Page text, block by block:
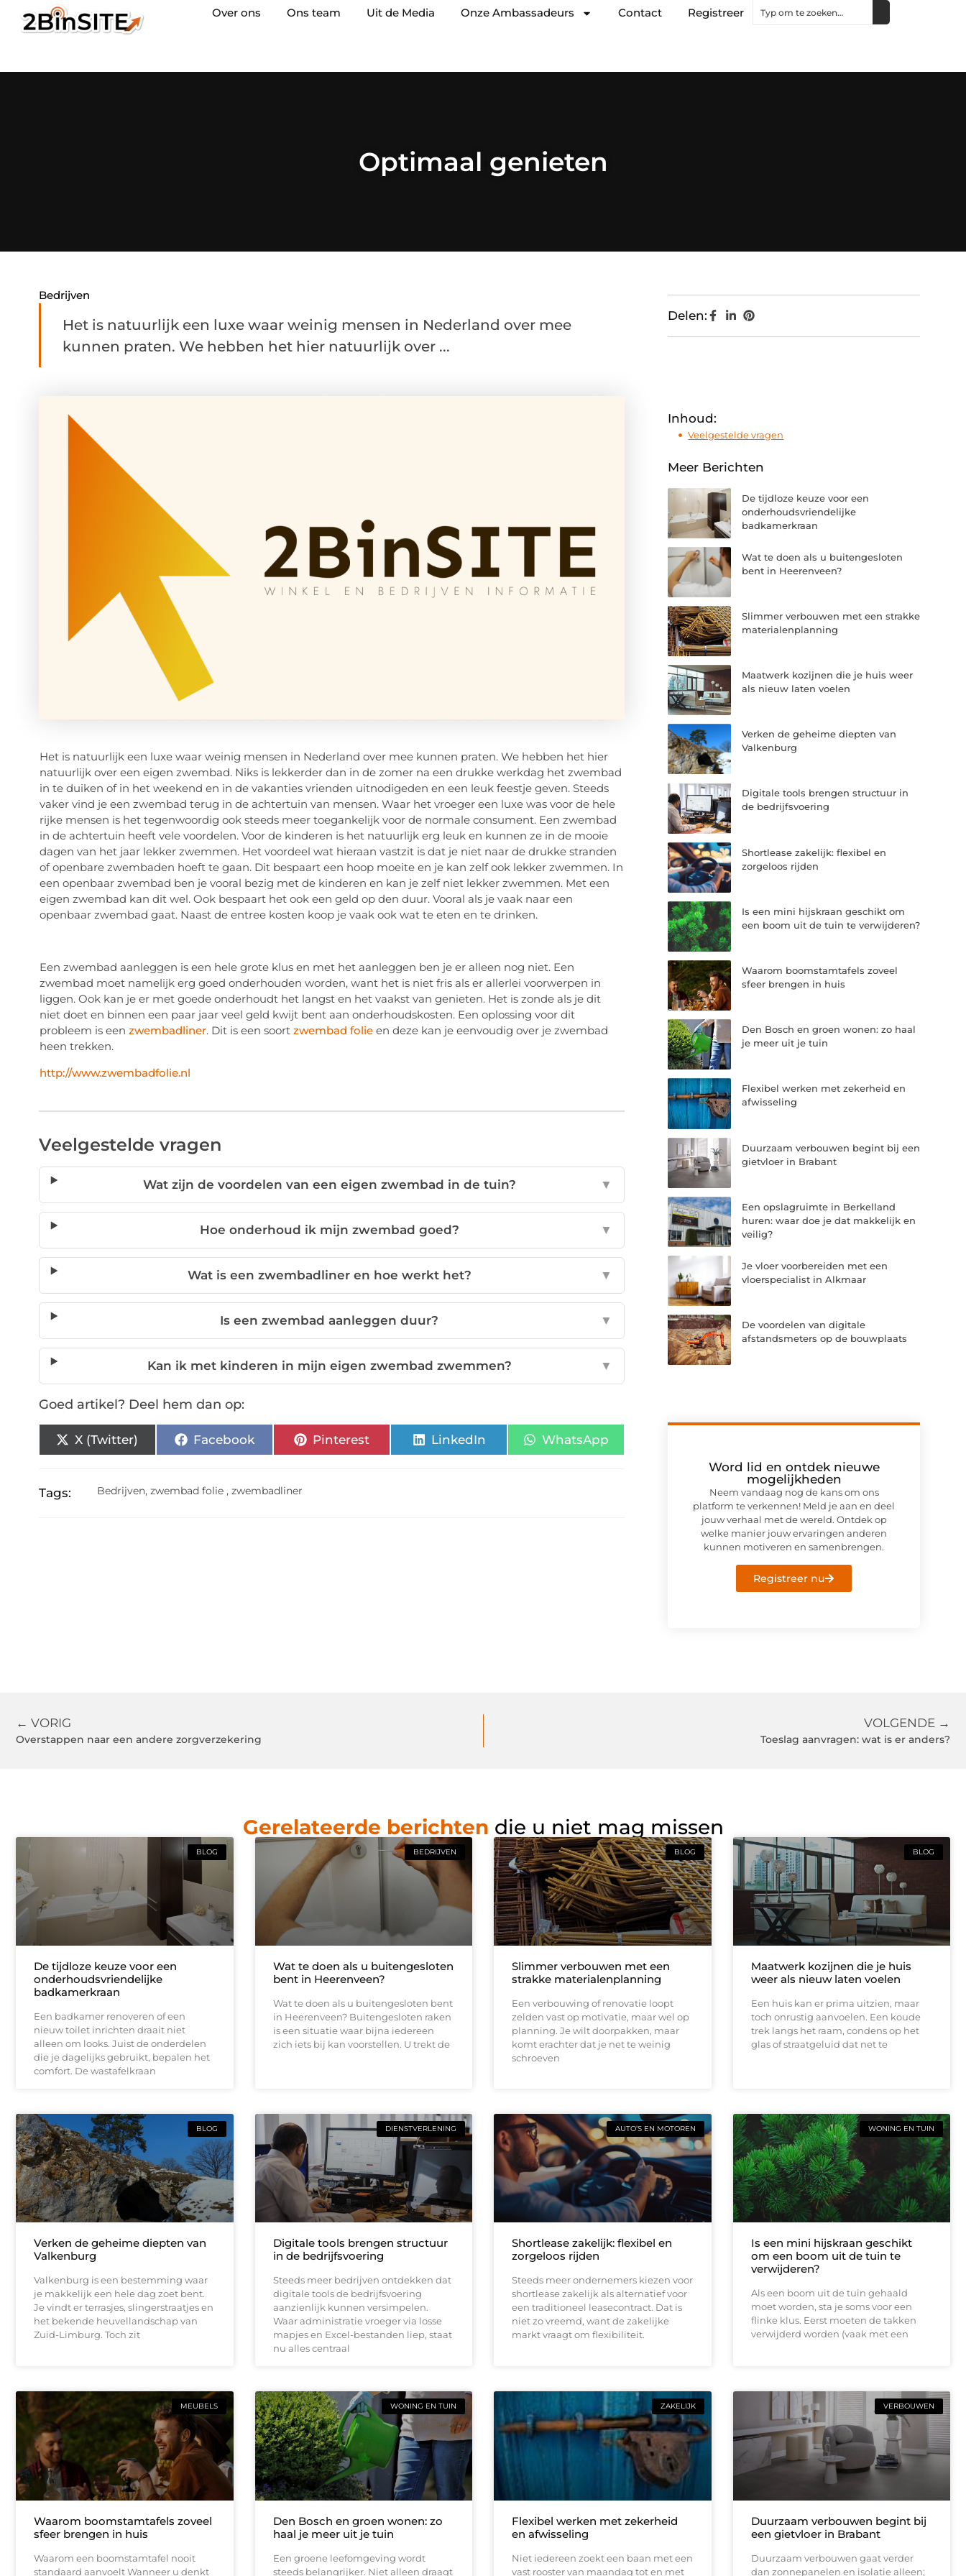
Over ons Ons team Uit de Media Onze Ambassadeurs Contact Registreer
Optimaal genieten
Bedrijven
Het is natuurlijk een luxe waar weinig mensen in Nederland over mee
kunnen praten. We hebben het hier natuurlijk over ...
Het is natuurlijk een luxe waar weinig mensen in Nederland over mee kunnen praten. We hebben het hier
natuurlijk over een eigen zwembad. Niks is lekkerder dan in de zomer na een drukke werkdag het zwembad
in te duiken of in het weekend en in de vakanties vrienden uitnodigeden en een leuk feestje geven. Steeds
vaker vind je een zwembad terug in de achtertuin van mensen. Waar het vroeger een luxe was voor de hele
rijke mensen is het tegenwoordig ook steeds meer toegankelijk voor de normale consument. Een zwembad
in de achtertuin heeft vele voordelen. Voor de kinderen is het natuurlijk erg leuk en kunnen ze in de mooie
dagen van het jaar lekker zwemmen. Het voordeel wat hieraan vastzit is dat je niet naar de drukke stranden
of openbare zwembaden hoeft te gaan. Dit bespaart een hoop moeite en je kan zelf ook lekker zwemmen. In
een openbaar zwembad ben je vooral bezig met de kinderen en kan je zelf niet lekker zwemmen. Met een
eigen zwembad kan dit wel. Ook bespaart het ook een geld op den duur. Vooral als je vaak naar een
openbaar zwembad gaat. Naast de entree kosten koop je vaak ook wat te eten en te drinken.
Een zwembad aanleggen is een hele grote klus en met het aanleggen ben je er alleen nog niet. Een
zwembad moet namelijk erg goed onderhouden worden, want het is niet fris als er allerlei voorwerpen in
liggen. Ook kan je er met goede onderhoudt het langst en het vaakst van genieten. Het is zonde als je dit
niet doet en binnen een paar jaar veel geld kwijt bent aan onderhoudskosten. Een oplossing voor dit
probleem is een zwembadliner. Dit is een soort zwembad folieen deze kan je eenvoudig over je zwembad
heen trekken.
http://www.zwembadfolie.nl
Veelgestelde vragen
Wat zijn de voordelen van een eigen zwembad in de tuin? ▼
Hoe onderhoud ik mijn zwembad goed? ▼
Wat is een zwembadliner en hoe werkt het? ▼
Is een zwembad aanleggen duur? ▼
Kan ik met kinderen in mijn eigen zwembad zwemmen? ▼
Goed artikel? Deel hem dan op:
X (Twitter) Facebook Pinterest LinkedIn WhatsApp
Tags: Bedrijven,zwembad folie ,zwembadliner
Delen:
Inhoud:
Veelgestelde vragen
Meer Berichten
De tijdloze keuze voor een
onderhoudsvriendelijke
badkamerkraan
Wat te doen als u buitengesloten
bent in Heerenveen?
Slimmer verbouwen met een strakke
materialenplanning
Maatwerk kozijnen die je huis weer
als nieuw laten voelen
Verken de geheime diepten van
Valkenburg
Digitale tools brengen structuur in
de bedrijfsvoering
Shortlease zakelijk: flexibel en
zorgeloos rijden
Is een mini hijskraan geschikt om
een boom uit de tuin te verwijderen?
Waarom boomstamtafels zoveel
sfeer brengen in huis
Den Bosch en groen wonen: zo haal
je meer uit je tuin
Flexibel werken met zekerheid en
afwisseling
Duurzaam verbouwen begint bij een
gietvloer in Brabant
Een opslagruimte in Berkelland
huren: waar doe je dat makkelijk en
veilig?
Je vloer voorbereiden met een
vloerspecialist in Alkmaar
De voordelen van digitale
afstandsmeters op de bouwplaats
Word lid en ontdek nieuwe
mogelijkheden
Neem vandaag nog de kans om ons
platform te verkennen! Meld je aan en deel
jouw verhaal met de wereld. Ontdek op
welke manier jouw ervaringen anderen
kunnen motiveren en samenbrengen.
Registreer nu
← VORIG
Overstappen naar een andere zorgverzekering
VOLGENDE →
Toeslag aanvragen: wat is er anders?
Gerelateerde berichten die u niet mag missen
BLOG
De tijdloze keuze voor een
onderhoudsvriendelijke
badkamerkraan
Een badkamer renoveren of een
nieuw toilet inrichten draait niet
alleen om looks. Juist de onderdelen
die je dagelijks gebruikt, bepalen het
comfort. De wastafelkraan
BEDRIJVEN
Wat te doen als u buitengesloten
bent in Heerenveen?
Wat te doen als u buitengesloten bent
in Heerenveen? Buitengesloten raken
is een situatie waar bijna iedereen
zich iets bij kan voorstellen. U trekt de
BLOG
Slimmer verbouwen met een
strakke materialenplanning
Een verbouwing of renovatie loopt
zelden vast op motivatie, maar wel op
planning. Je wilt doorpakken, maar
komt erachter dat je net te weinig
schroeven
BLOG
Maatwerk kozijnen die je huis
weer als nieuw laten voelen
Een huis kan er prima uitzien, maar
toch onrustig aanvoelen. Een koude
trek langs het raam, condens op het
glas of straatgeluid dat net te
BLOG
Verken de geheime diepten van
Valkenburg
Valkenburg is een bestemming waar
je makkelijk een hele dag zoet bent.
Je vindt er terrasjes, slingerstraatjes en
het bekende heuvellandschap van
Zuid-Limburg. Toch zit
DIENSTVERLENING
Digitale tools brengen structuur
in de bedrijfsvoering
Steeds meer bedrijven ontdekken dat
digitale tools de bedrijfsvoering
aanzienlijk kunnen versimpelen.
Waar administratie vroeger via losse
mapjes en Excel-bestanden liep, staat
nu alles centraal
AUTO’S EN MOTOREN
Shortlease zakelijk: flexibel en
zorgeloos rijden
Steeds meer ondernemers kiezen voor
shortlease zakelijk als alternatief voor
een traditioneel leasecontract. Dat is
niet zo vreemd, want de zakelijke
markt vraagt om flexibiliteit.
WONING EN TUIN
Is een mini hijskraan geschikt
om een boom uit de tuin te
verwijderen?
Als een boom uit de tuin gehaald
moet worden, sta je soms voor een
flinke klus. Eerst moeten de takken
verwijderd worden (vaak met een
MEUBELS
Waarom boomstamtafels zoveel
sfeer brengen in huis
Waarom een boomstamtafel nooit
standaard aanvoelt Wanneer u denkt
WONING EN TUIN
Den Bosch en groen wonen: zo
haal je meer uit je tuin
Een groene leefomgeving wordt
steeds belangrijker. Niet alleen draagt
ZAKELIJK
Flexibel werken met zekerheid
en afwisseling
Niet iedereen zoekt een baan met een
vast rooster van maandag tot en met
VERBOUWEN
Duurzaam verbouwen begint bij
een gietvloer in Brabant
Duurzaam verbouwen gaat verder
dan zonnepanelen en isolatie alleen;